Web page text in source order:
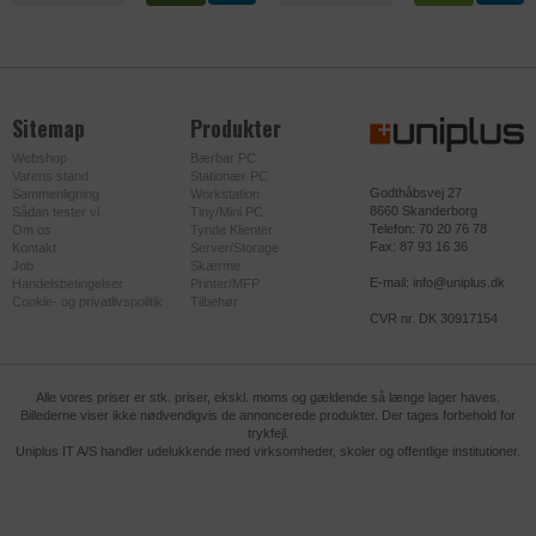
Formål
Anvendes af Facebook til at levere en
række reklameprodukter, som
f.eks. budgivning i realtid, fra
tredjepartsannoncører.
https://www.facebook.com/about/privac
y/update
Udbyder facebook.com
Sitemap
Webshop
Varens stand
Sammenligning
Sådan tester vi
Om os
Kontakt
Job
Handelsbetingelser
Cookie- og privatlivspolitik
Produkter
Bærbar PC
Stationær PC
Workstation
Tiny/Mini PC
Tynde Klienter
Server/Storage
Skærme
Printer/MFP
Tilbehør
Godthåbsvej 27
8660 Skanderborg
Telefon: 70 20 76 78
Fax: 87 93 16 36
E-mail: info@uniplus.dk
CVR nr. DK 30917154
Alle vores priser er stk. priser, ekskl. moms og gældende så længe lager haves.
Billederne viser ikke nødvendigvis de annoncerede produkter. Der tages forbehold for
trykfejl.
Uniplus IT A/S handler udelukkende med virksomheder, skoler og offentlige institutioner.